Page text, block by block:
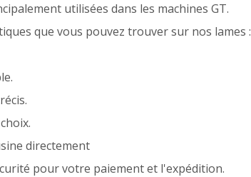
utilisées dans les machines GT.
que vous pouvez trouver sur nos lames :
directement
pour votre paiement et l'expédition.